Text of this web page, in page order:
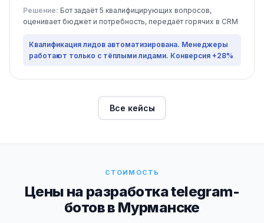
Решение: Бот задаёт 5 квалифицирующих вопросов,
оценивает бюджет и потребность, передаёт горячих в CRM
Квалификация лидов автоматизирована. Менеджеры
работают только с тёплыми лидами. Конверсия +28%
Все кейсы
СТОИМОСТЬ
Цены на разработка telegram-
ботов в Мурманске